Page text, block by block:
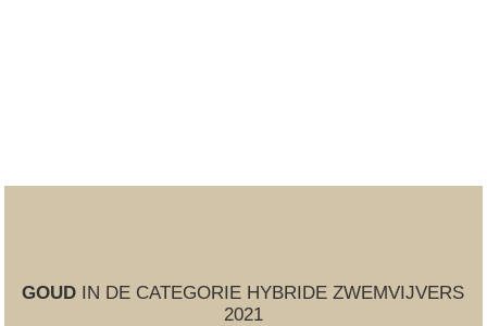
GOUD IN DE CATEGORIE HYBRIDE ZWEMVIJVERS
2021